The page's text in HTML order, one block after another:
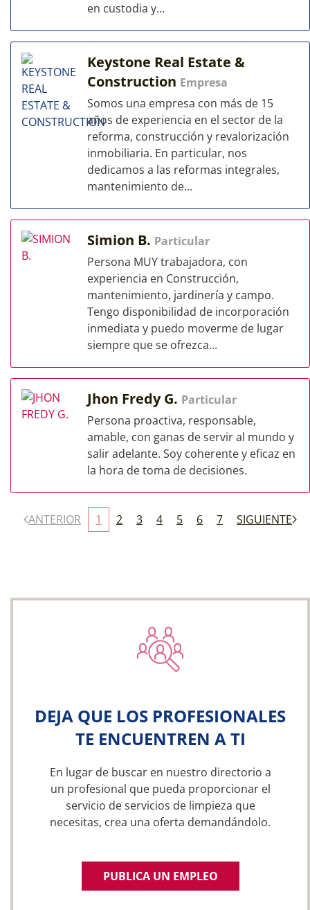
en custodia y...
Keystone Real Estate &
Construction Empresa
Somos una empresa con más de 15
años de experiencia en el sector de la
reforma, construcción y revalorización
inmobiliaria. En particular, nos
dedicamos a las reformas integrales,
mantenimiento de...
Simion B. Particular
Persona MUY trabajadora, con
experiencia en Construcción,
mantenimiento, jardinería y campo.
Tengo disponibilidad de incorporación
inmediata y puedo moverme de lugar
siempre que se ofrezca...
Jhon Fredy G. Particular
Persona proactiva, responsable,
amable, con ganas de servir al mundo y
salir adelante. Soy coherente y eficaz en
la hora de toma de decisiones.
ANTERIOR 1 2 3 4 5 6 7 SIGUIENTE
DEJA QUE LOS PROFESIONALES
TE ENCUENTREN A TI
En lugar de buscar en nuestro directorio a
un profesional que pueda proporcionar el
servicio de servicios de limpieza que
necesitas, crea una oferta demandándolo.
PUBLICA UN EMPLEO